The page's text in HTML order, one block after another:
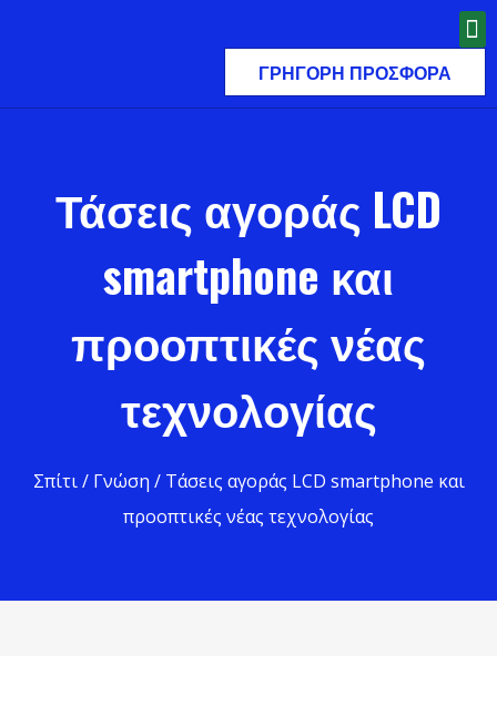
ΓΡΉΓΟΡΗ ΠΡΟΣΦΟΡΆ
Τάσεις αγοράς LCD
smartphone και
προοπτικές νέας
τεχνολογίας
Σπίτι/ Γνώση / Τάσεις αγοράς LCD smartphone και
προοπτικές νέας τεχνολογίας